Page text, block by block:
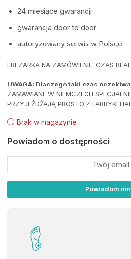
24 miesiące gwarancji
gwarancja door to door
autoryzowany serwis w Polsce
FREZARKA NA ZAMÓWIENIE. CZAS
UWAGA: Dlaczego taki czas
ZAMAWIANE W NIEMCZECH
PRZYJEŻDŻAJĄ PROSTO Z FABRYKI
Brak w magazynie
Powiadom o dostępności